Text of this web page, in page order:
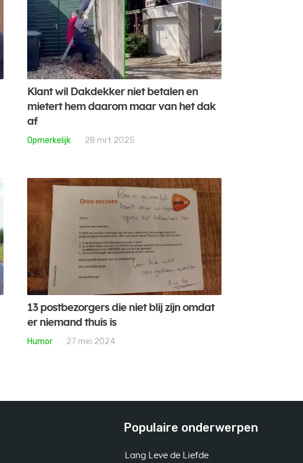
Klant wil Dakdekker niet betalen en
mietert hem daarom maar van het dak
af
Opmerkelijk 28 mrt 2025
13 postbezorgers die niet blij zijn omdat
er niemand thuis is
Humor 27 mei 2024
Populaire onderwerpen
Lang Leve de Liefde